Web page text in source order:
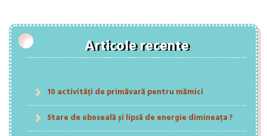
Articole recente
10 activități de primăvară pentru mămici
Stare de oboseală și lipsă de energie dimineața ?